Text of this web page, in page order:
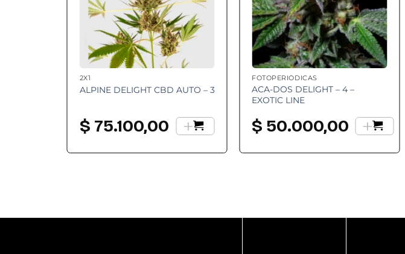
2X1
ALPINE DELIGHT CBD AUTO – 3
$ 75.100,00 +
FOTOPERIÓDICAS
ACA-DOS DELIGHT – 4 –
EXOTIC LINE
$ 50.000,00 +